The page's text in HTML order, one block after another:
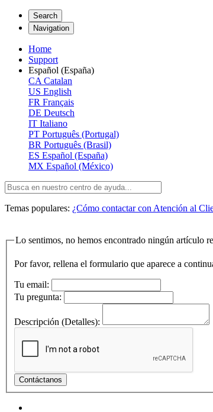
Search
Navigation
Home
Support
Español (España)
CA Catalan
US English
FR Français
DE Deutsch
IT Italiano
PT Português (Portugal)
BR Português (Brasil)
ES Español (España)
MX Español (México)
Temas populares: ¿Cómo contactar con Atención al
Lo sentimos, no hemos encontrado ningún artículo
Por favor, rellena el formulario que aparece a
Tu email:
Tu pregunta:
Descripción (Detalles):